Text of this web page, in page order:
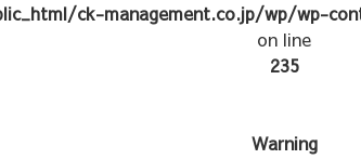
ck-management.co.jp/wp/wp-
on line
235
Warning